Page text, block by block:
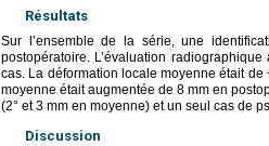
Résultats
Sur l’ensemble de la série, une
postopératoire. L’évaluation
cas. La déformation locale moyenne était
moyenne était augmentée de 8 mm en
(2° et 3 mm en moyenne) et un seul cas de
Discussion